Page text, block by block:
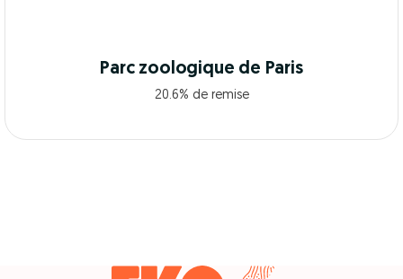
Parc zoologique de Paris
20.6% de remise